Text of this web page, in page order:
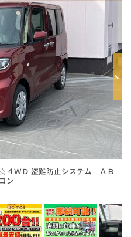
４ＷＤ 盗難防止システム ＡＢ
ン